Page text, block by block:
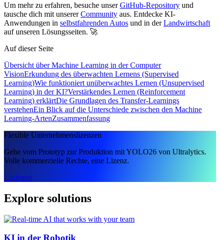
Um mehr zu erfahren, besuche unserGitHub-Repository und
tausche dich mit unsererCommunity aus. Entdecke KI-
Anwendungen in selbstfahrenden Autos und in derLandwirtschaft
auf unseren Lösungsseiten. 🚀
Auf dieser Seite
Übersicht über Machine Learning in der Computer
VisionErkundung des überwachten Lernens (Supervised
Learning)Wie funktioniert unüberwachtes Lernen (Unsupervised
Learning) in der KI?Verstärkendes Lernen (Reinforcement
Learning) erklärtDie Grundlagen des Transfer-Learnings
verstehenEin Blick auf die Unterschiede zwischen den Machine
Learning-ArtenZusammenfassung
Flexible Unternehmenslizenzen
Gehe vom Prototyp zur Produktion mit YOLO26 von Ultralytics.
Volle kommerzielle Rechte, eine Lizenz.
Loslegen
Explore solutions
KI in der Robotik